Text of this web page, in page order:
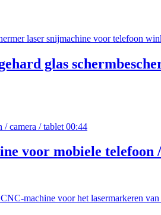
glas
00:44
voor mobiele telefoon